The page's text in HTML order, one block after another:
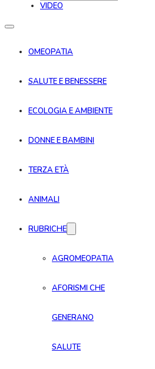
VIDEO
OMEOPATIA
SALUTE E BENESSERE
ECOLOGIA E AMBIENTE
DONNE E BAMBINI
TERZA ETÀ
ANIMALI
RUBRICHE
AGROMEOPATIA
AFORISMI CHE
GENERANO
SALUTE